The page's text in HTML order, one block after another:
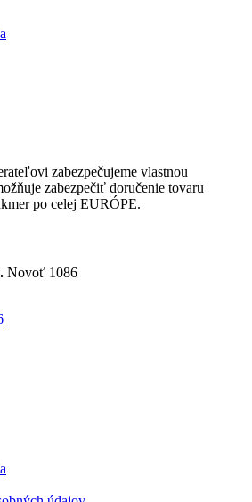
zabezpečujeme vlastnou
zabezpečiť doručenie tovaru
po celej EURÓPE.
Novoť 1086